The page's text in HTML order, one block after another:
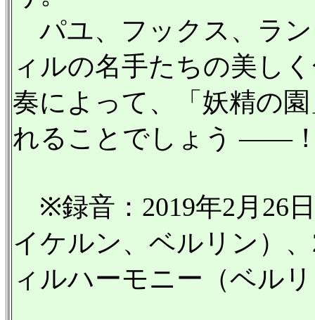
パユ、フックス、ラ
ィルの名手たちの美し
奏によって、「妖精の
れることでしょう ——
※録音：2019年2月26
イケルン、ベルリン）
ィルハーモニー（ベル